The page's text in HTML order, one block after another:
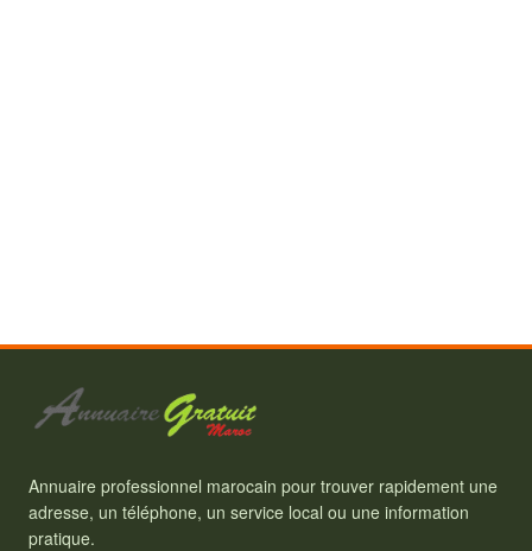
Annuaire professionnel marocain pour trouver rapidement une
adresse, un téléphone, un service local ou une information
pratique.